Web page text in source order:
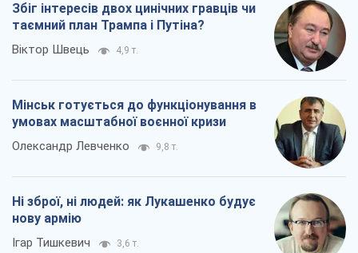
Збіг інтересів двох цинічних гравців чи
таємний план Трампа і Путіна?
Віктор Швець 4,9 т.
Мінськ готується до функціонування в
умовах масштабної воєнної кризи
Олександр Левченко 9,8 т.
Ні зброї, ні людей: як Лукашенко будує
нову армію
Ігар Тишкевич 3,6 т.